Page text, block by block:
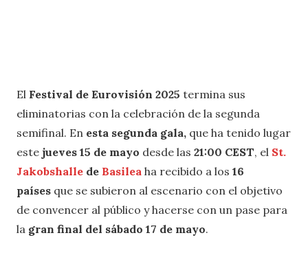
El Festival de Eurovisión 2025 termina sus
eliminatorias con la celebración de la segunda
semifinal. En esta segunda gala, que ha tenido lugar
este jueves 15 de mayo desde las 21:00 CEST, el St.
Jakobshalle de Basilea ha recibido a los 16
países que se subieron al escenario con el objetivo
de convencer al público y hacerse con un pase para
la gran final del sábado 17 de mayo.